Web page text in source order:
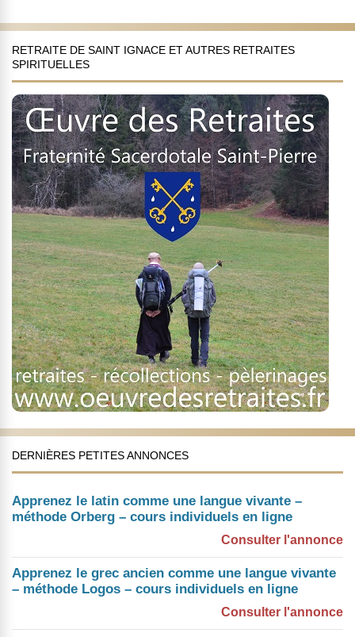
RETRAITE DE SAINT IGNACE ET AUTRES RETRAITES
SPIRITUELLES
DERNIÈRES PETITES ANNONCES
Apprenez le latin comme une langue vivante –
méthode Orberg – cours individuels en ligne
Consulter l'annonce
Apprenez le grec ancien comme une langue vivante
– méthode Logos – cours individuels en ligne
Consulter l'annonce